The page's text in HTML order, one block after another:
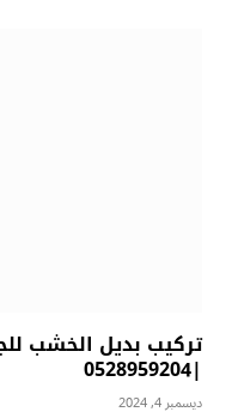
تركيب بديل الخشب
|0528959204
ديسمبر 4, 2024